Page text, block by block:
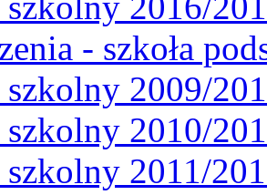
- szkoła
2009/
2010/
2011/